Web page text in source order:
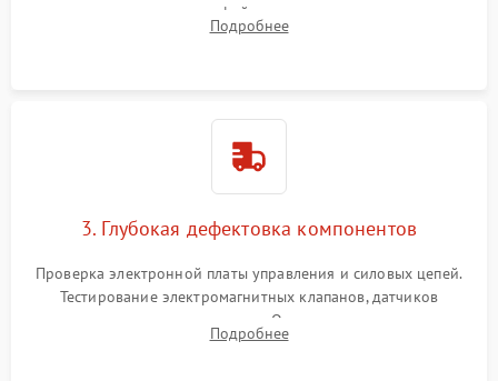
внутренних узлов от кофейных масел, жмыха и накипи.
Промывка дренажных каналов и фильтров с использованием
Подробнее
3. Глубокая дефектовка компонентов
Проверка электронной платы управления и силовых цепей.
Тестирование электромагнитных клапанов, датчиков
температуры и расходомера. Оценка степени износа
жерновов кофемолки, уплотнительных колец гидросистемы
Подробнее